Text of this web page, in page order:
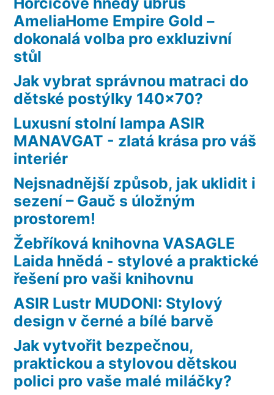
AmeliaHome Empire Gold –
dokonalá volba pro exkluzivní
stůl
Jak vybrat správnou matraci do
dětské postýlky 140×70?
Luxusní stolní lampa ASIR
MANAVGAT - zlatá krása pro váš
interiér
Nejsnadnější způsob, jak uklidit i
sezení – Gauč s úložným
prostorem!
Žebříková knihovna VASAGLE
Laida hnědá - stylové a praktické
řešení pro vaši knihovnu
ASIR Lustr MUDONI: Stylový
design v černé a bílé barvě
Jak vytvořit bezpečnou,
praktickou a stylovou dětskou
polici pro vaše malé miláčky?